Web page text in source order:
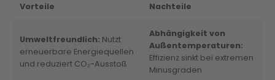
Vorteile Nachteile
Umweltfreundlich: Nutzt
erneuerbare Energiequellen
und reduziert CO₂-Ausstoß
Abhängigkeit von
Außentemperaturen:
Effizienz sinkt bei extremen
Minusgraden